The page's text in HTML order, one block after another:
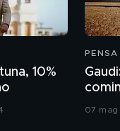
10%
07 mag